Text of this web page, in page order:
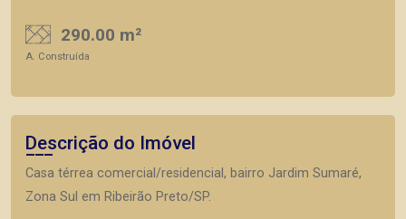
290.00 m²
A. Construída
Descrição do Imóvel
Casa térrea comercial/residencial, bairro Jardim Sumaré,
Zona Sul em Ribeirão Preto/SP.